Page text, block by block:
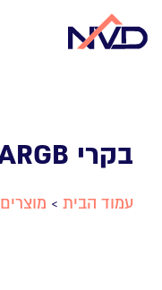
בקרי ARGB
עמוד הבית > מוצרים